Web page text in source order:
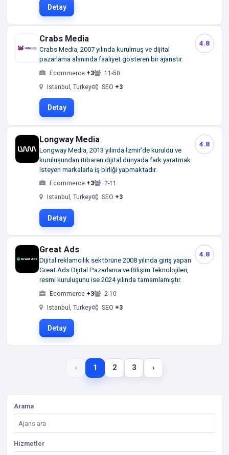
Detay
Crabs Media
Crabs Media, 2007 yılında kurulmuş ve dijital
pazarlama alanında faaliyet gösteren bir ajanstır.
Ecommerce +3
11-50
Istanbul, Turkey
SEO +3
Detay
4.8
Longway Media
Longway Media, 2013 yılında İzmir’de kuruldu ve
kuruluşundan itibaren dijital dünyada fark yaratmak
isteyen markalarla iş birliği yapmaktadır.
Ecommerce +3
2-11
Istanbul, Turkey
SEO +3
Detay
4.8
Great Ads
Dijital reklamcılık sektörüne 2008 yılında giriş yapan
Great Ads Dijital Pazarlama ve Bilişim Teknolojileri,
resmi kuruluşunu ise 2024 yılında tamamlamıştır.
Ecommerce +3
2-10
Istanbul, Turkey
SEO +3
Detay
4.8
‹ 1 2 3 ›
Arama
Hizmetler